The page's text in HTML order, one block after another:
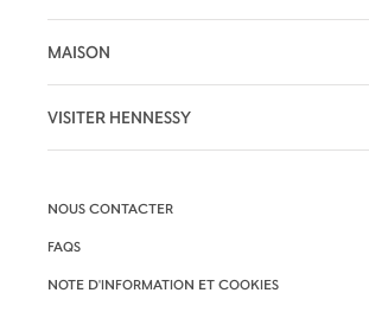
MAISON
VISITER HENNESSY
NOUS CONTACTER
FAQS
NOTE D'INFORMATION ET COOKIES